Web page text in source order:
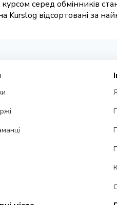
серед обмінників
відсортовані за